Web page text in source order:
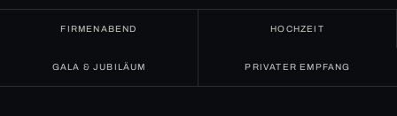
FIRMENABEND HOCHZEIT
GALA & JUBILÄUM PRIVATER EMPFANG